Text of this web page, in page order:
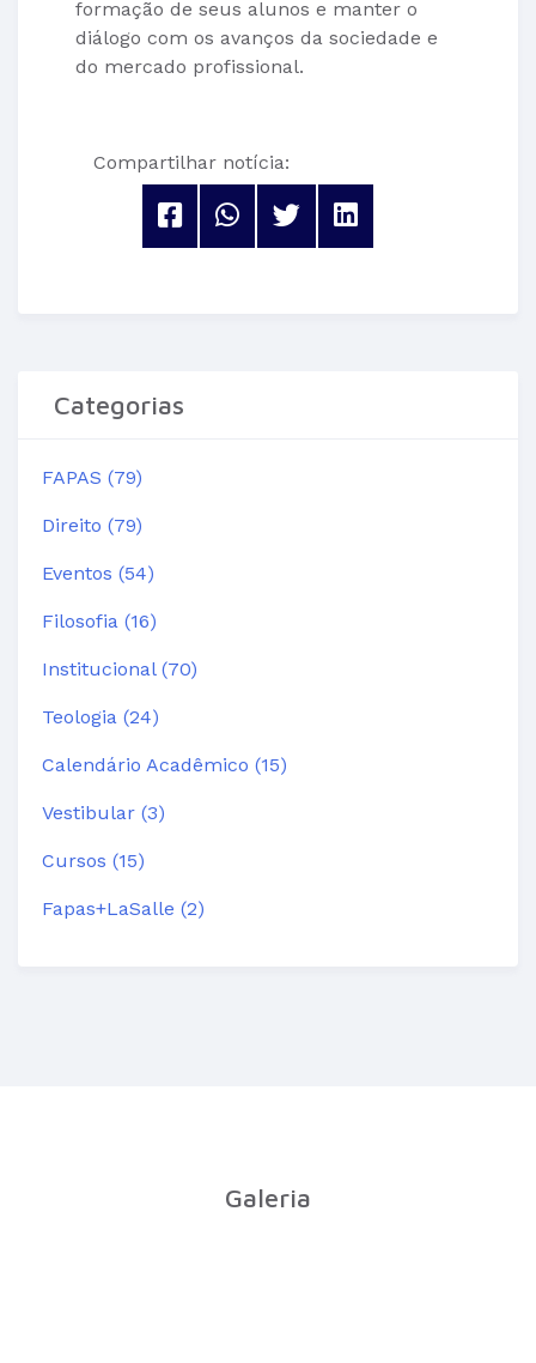
formação de seus alunos e manter o
diálogo com os avanços da sociedade e
do mercado profissional.
Compartilhar notícia:
Categorias
FAPAS (79)
Direito (79)
Eventos (54)
Filosofia (16)
Institucional (70)
Teologia (24)
Calendário Acadêmico (15)
Vestibular (3)
Cursos (15)
Fapas+LaSalle (2)
Galeria